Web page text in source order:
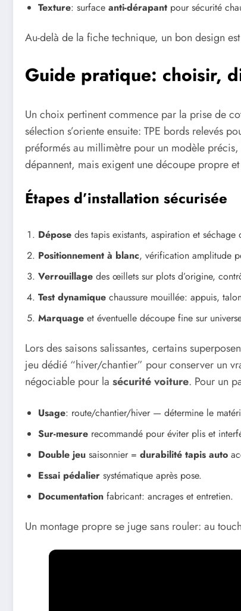
Texture: surface anti-dérapant pour sécurité
Au-delà de la fiche technique, un bon design
Guide pratique: choisir,
Un choix pertinent commence par la prise de
sélection s’oriente ensuite: TPE bords relevés
préformés au millimètre pour un modèle
dépannent, mais exigent une découpe propre
Étapes d’installation sécurisée
Dépose des tapis existants, aspiration et séchage
Positionnement à blanc, vérification amplitude
Verrouillage des œillets sur plots d’origine,
Test dynamique chaussure mouillée: appuis,
Marquage et éventuelle découpe fine sur
Lors des saisons salissantes, certains
jeu dédié “hiver/chantier” pour conserver un
négociable pour la sécurité voiture. Pour un
Usage: route/chantier/hiver — détermine le
Sur-mesure recommandé pour éviter plis et
Double jeu saisonnier = durabilité tapis auto
Essai pédalier systématique après pose.
Documentation fabricant: ancrages et entretien.
Un montage propre se juge sans rouler: au